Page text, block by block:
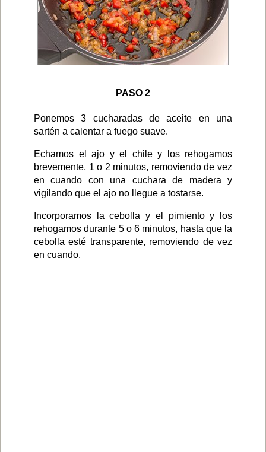
PASO 2
Ponemos 3 cucharadas de aceite en una
sartén a calentar a fuego suave.
Echamos el ajo y el chile y los rehogamos
brevemente, 1 o 2 minutos, removiendo de vez
en cuando con una cuchara de madera y
vigilando que el ajo no llegue a tostarse.
Incorporamos la cebolla y el pimiento y los
rehogamos durante 5 o 6 minutos, hasta que la
cebolla esté transparente, removiendo de vez
en cuando.